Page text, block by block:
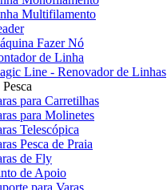
Multifilamento
Fazer Nó
de Linha
Line - Renovador de Linhas
para Carretilhas
para Molinetes
Telescópica
Pesca de Praia
de Fly
de Apoio
para Varas